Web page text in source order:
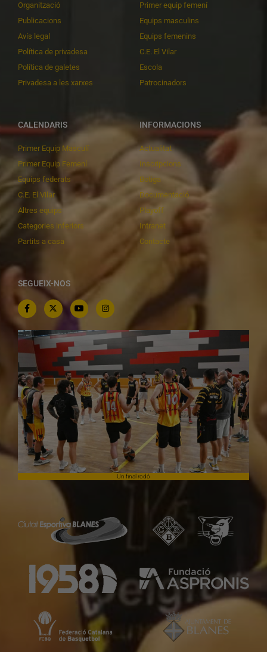
Organització
Publicacions
Avís legal
Política de privadesa
Política de galetes
Privadesa a les xarxes
Primer equip femení
Equips masculins
Equips femenins
C.E. El Vilar
Escola
Patrocinadors
CALENDARIS
Primer Equip Masculí
Primer Equip Femení
Equips federats
C.E. El Vilar
Altres equips
Categories inferiors
Partits a casa
INFORMACIONS
Actualitat
Inscripcions
Botiga
Documentació
Playoff
Intranet
Contacte
SEGUEIX-NOS
Un final rodó